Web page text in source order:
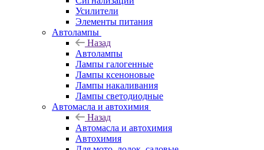
Усилители
Элементы питания
Автолампы
Назад
Автолампы
Лампы галогенные
Лампы ксеноновые
Лампы накаливания
Лампы светодиодные
Автомасла и автохимия
Назад
Автомасла и автохимия
Автохимия